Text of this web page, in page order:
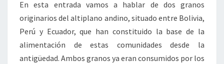
En esta entrada vamos a hablar de dos granos
originarios del altiplano andino, situado entre Bolivia,
Perú y Ecuador, que han constituido la base de la
alimentación de estas comunidades desde la
antigüedad. Ambos granos ya eran consumidos por los